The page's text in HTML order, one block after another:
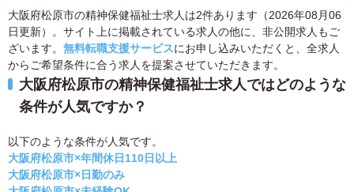
大阪府松原市の精神保健福祉士求人は2件あります（2026年08月06
日更新）。サイト上に掲載されている求人の他に、非公開求人もご
ざいます。 無料転職支援サービスにお申し込みいただくと、全求人
からご希望条件に合う求人を提案させていただきます。
大阪府松原市の精神保健福祉士求人ではどのような
条件が人気ですか？
以下のような条件が人気です。
大阪府松原市×年間休日110日以上
大阪府松原市×日勤のみ